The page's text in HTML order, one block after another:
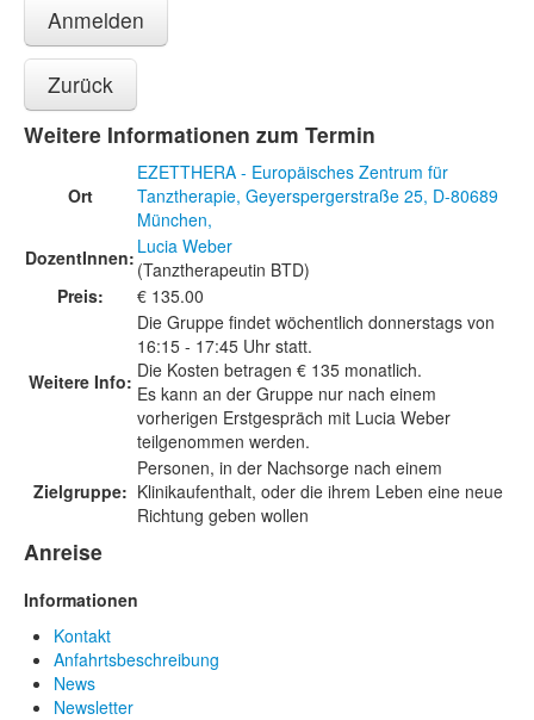
Anmelden
Zurück
Weitere Informationen zum Termin
Ort
EZETTHERA - Europäisches Zentrum für
Tanztherapie, Geyerspergerstraße 25, D-80689
München,
DozentInnen: Lucia Weber
(Tanztherapeutin BTD)
Preis:
€ 135.00
Weitere Info:
Die Gruppe findet wöchentlich donnerstags von
16:15 - 17:45 Uhr statt.
Die Kosten betragen € 135 monatlich.
Es kann an der Gruppe nur nach einem
vorherigen Erstgespräch mit Lucia Weber
teilgenommen werden.
Zielgruppe:
Personen, in der Nachsorge nach einem
Klinikaufenthalt, oder die ihrem Leben eine neue
Richtung geben wollen
Anreise
Informationen
Kontakt
Anfahrtsbeschreibung
News
Newsletter